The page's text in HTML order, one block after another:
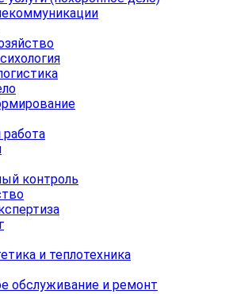
работа
контроль
и теплотехника
обслуживание и ремонт